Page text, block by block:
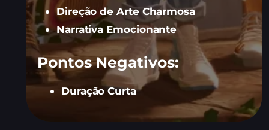
Direção de Arte Charmosa
Narrativa Emocionante
Pontos Negativos:
Duração Curta